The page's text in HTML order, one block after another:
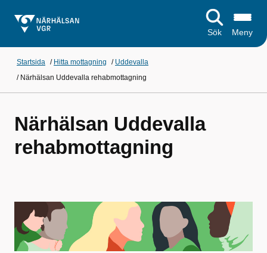
Sök Meny
Startsida / Hitta mottagning / Uddevalla
/ Närhälsan Uddevalla rehabmottagning
Närhälsan Uddevalla
rehabmottagning